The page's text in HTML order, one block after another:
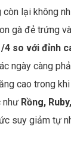
lại không
gà đẻ trứng
4 so với đỉnh
ngày càng
cao trong
như Rồng,
suy giảm tự